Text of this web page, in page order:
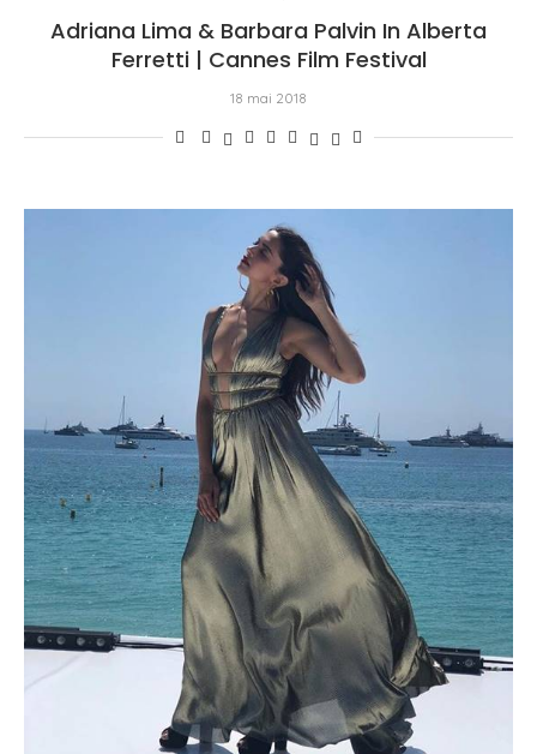
Adriana Lima & Barbara Palvin In Alberta
Ferretti | Cannes Film Festival
18 mai 2018